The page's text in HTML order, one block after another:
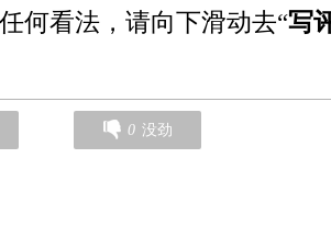
看法，请向下滑动去“写
0 没劲